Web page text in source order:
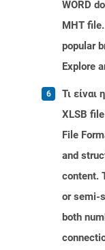
WORD
MHT
popular
Explore
Τι είναι
XLSB
File
and
content.
or semi-
both